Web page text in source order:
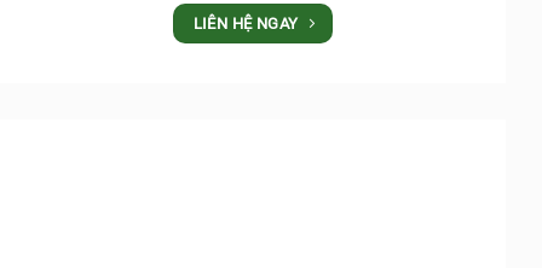
LIÊN HỆ NGAY